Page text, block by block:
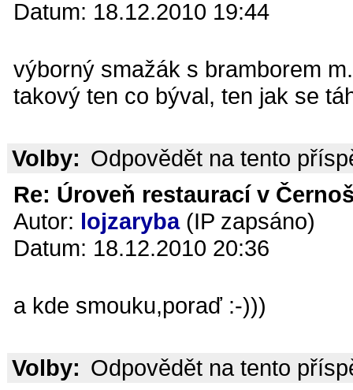
Datum: 18.12.2010 19:44
výborný smažák s bramborem
takový ten co býval, ten jak se
Volby: Odpovědět na tento
Re: Úroveň restaurací v
Autor: lojzaryba(IP zapsáno)
Datum: 18.12.2010 20:36
a kde smouku,poraď :-)))
Volby: Odpovědět na tento